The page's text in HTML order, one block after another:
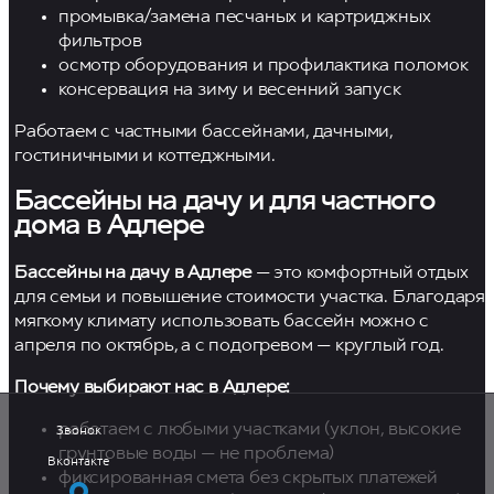
Звонок
Вконтакте
промывка/замена песчаных и картриджных
фильтров
осмотр оборудования и профилактика поломок
консервация на зиму и весенний запуск
Работаем с частными бассейнами, дачными,
гостиничными и коттеджными.
Бассейны на дачу и для частного
дома в Адлере
Бассейны на дачу в Адлере— это комфортный отдых
для семьи и повышение стоимости участка. Благодаря
мягкому климату использовать бассейн можно с
апреля по октябрь, а с подогревом — круглый год.
Почему выбирают нас в Адлере:
работаем с любыми участками (уклон, высокие
грунтовые воды — не проблема)
фиксированная смета без скрытых платежей
+7 (988) 385-94-04